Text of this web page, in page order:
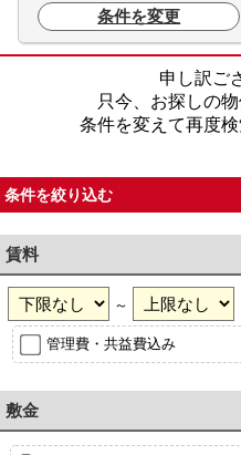
条件を変更
申し訳ご
只今、お探しの
条件を変えて再度検
条件を絞り込む
賃料
～
管理費・共益費込み
敷金